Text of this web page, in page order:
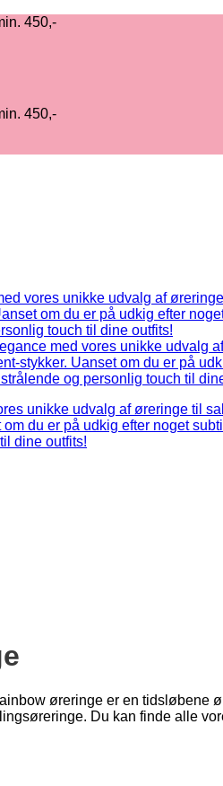
450,-
450,-
øreringe er en tidsløbene
Du kan finde alle